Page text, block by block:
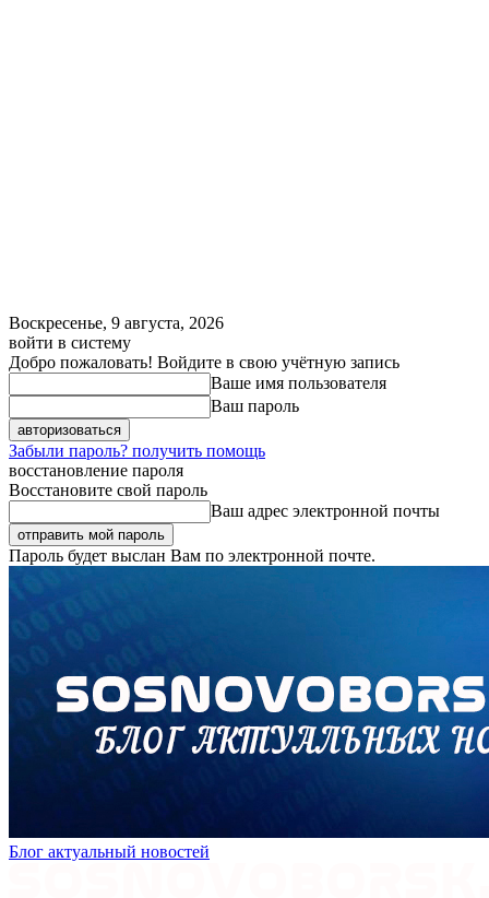
Воскресенье, 9 августа, 2026
войти в систему
Добро пожаловать! Войдите в свою учётную запись
Ваше имя пользователя
Ваш пароль
Забыли пароль? получить помощь
восстановление пароля
Восстановите свой пароль
Ваш адрес электронной почты
Пароль будет выслан Вам по электронной почте.
Блог актуальный новостей